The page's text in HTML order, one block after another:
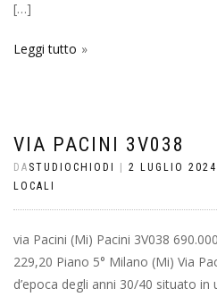
[…]
Leggi tutto
VIA PACINI 3V038
DA STUDIOCHIODI 2 LUGLIO 2024
LOCALI
via Pacini (Mi) Pacini 3V038
229,20 Piano 5° Milano (Mi) Via
d’epoca degli anni 30/40 situato